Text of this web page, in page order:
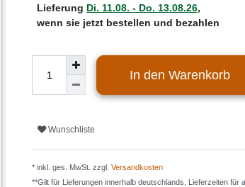
Lieferung Di. 11.08. - Do. 13.08.26,
wenn sie jetzt bestellen und bezahlen
In den Warenkorb
Wunschliste
* inkl. ges. MwSt. zzgl. Versandkosten
**Gilt für Lieferungen innerhalb deutschlands, Lieferzeiten für